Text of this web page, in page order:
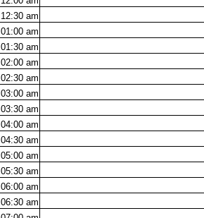
12:30 am
01:00 am
01:30 am
02:00 am
02:30 am
03:00 am
03:30 am
04:00 am
04:30 am
05:00 am
05:30 am
06:00 am
06:30 am